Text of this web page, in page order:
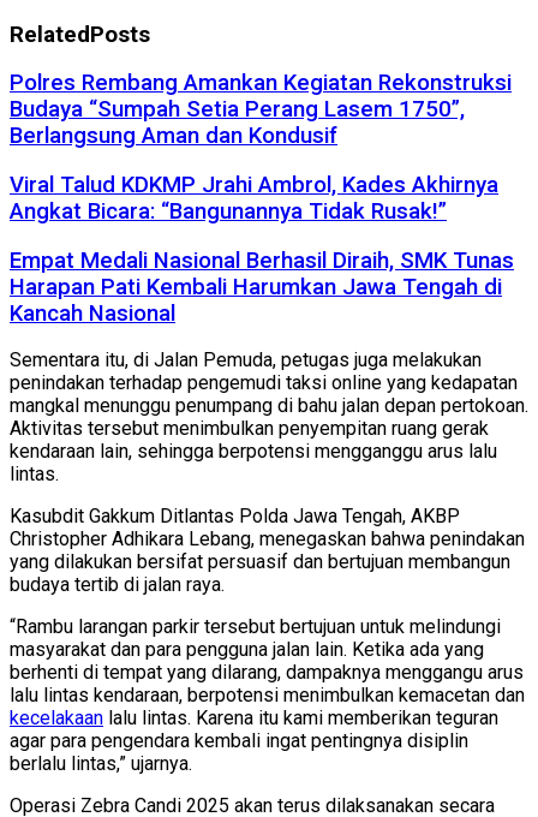
RelatedPosts
Polres Rembang Amankan Kegiatan Rekonstruksi
Budaya “Sumpah Setia Perang Lasem 1750”,
Berlangsung Aman dan Kondusif
Viral Talud KDKMP Jrahi Ambrol, Kades Akhirnya
Angkat Bicara: “Bangunannya Tidak Rusak!”
Empat Medali Nasional Berhasil Diraih, SMK Tunas
Harapan Pati Kembali Harumkan Jawa Tengah di
Kancah Nasional
Sementara itu, di Jalan Pemuda, petugas juga melakukan
penindakan terhadap pengemudi taksi online yang kedapatan
mangkal menunggu penumpang di bahu jalan depan pertokoan.
Aktivitas tersebut menimbulkan penyempitan ruang gerak
kendaraan lain, sehingga berpotensi mengganggu arus lalu
lintas.
Kasubdit Gakkum Ditlantas Polda Jawa Tengah, AKBP
Christopher Adhikara Lebang, menegaskan bahwa penindakan
yang dilakukan bersifat persuasif dan bertujuan membangun
budaya tertib di jalan raya.
“Rambu larangan parkir tersebut bertujuan untuk melindungi
masyarakat dan para pengguna jalan lain. Ketika ada yang
berhenti di tempat yang dilarang, dampaknya menggangu arus
lalu lintas kendaraan, berpotensi menimbulkan kemacetan dan
kecelakaan lalu lintas. Karena itu kami memberikan teguran
agar para pengendara kembali ingat pentingnya disiplin
berlalu lintas,” ujarnya.
Operasi Zebra Candi 2025 akan terus dilaksanakan secara